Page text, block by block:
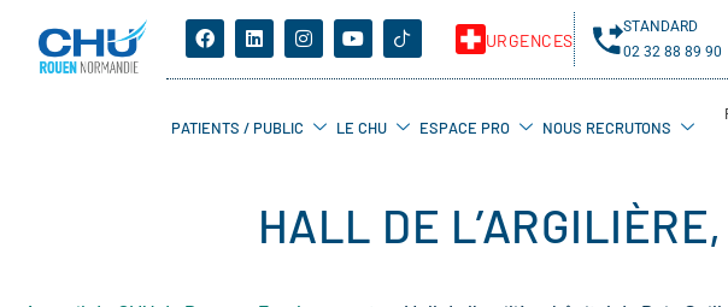
URGENCES
STANDARD
02 32 88 89 90
PATIENTS / PUBLIC LE CHU ESPACE PRO NOUS RECRUTONS
HALL DE